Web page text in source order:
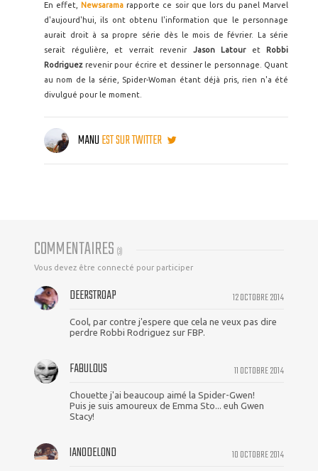
En effet, Newsarama rapporte ce soir que lors du panel Marvel
d'aujourd'hui, ils ont obtenu l'information que le personnage
aurait droit à sa propre série dès le mois de février. La série
serait régulière, et verrait revenir Jason Latouret Robbi
Rodriguezrevenir pour écrire et dessiner le personnage. Quant
au nom de la série, Spider-Woman étant déjà pris, rien n'a été
divulgué pour le moment.
MANUEST SUR TWITTER
COMMENTAIRES (3)
Vous devez être connecté pour participer
12 OCTOBRE 2014
DEERSTROAP
Cool, par contre j'espere que cela ne veux pas dire
perdre Robbi Rodriguez sur FBP.
11 OCTOBRE 2014
FABULOUS
Chouette j'ai beaucoup aimé la Spider-Gwen!
Puis je suis amoureux de Emma Sto... euh Gwen
Stacy!
10 OCTOBRE 2014
IAN0DELOND